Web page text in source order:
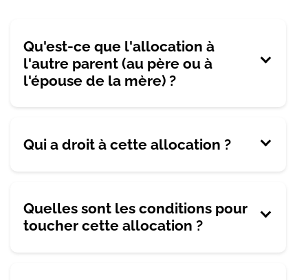
Qu'est-ce que l'allocation à
l'autre parent (au père ou à
l'épouse de la mère) ?
Qui a droit à cette allocation ?
Quelles sont les conditions pour
toucher cette allocation ?